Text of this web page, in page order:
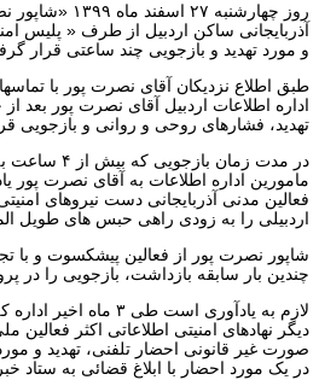
روز چهارشنبه ۲۷
آذربایجانی ساکن اردبیل از طرف « پلیس
و مورد تهدید و بازجویی چند ساعتی قرار
طبق اطلاع نزدیکان آقای نصرت پور با
اداره اطلاعات اردبیل آقای نصرت پور بعد
تهدید، فشارهای روحی و روانی و بازجویی
در مدت زمان
مامورین اداره اطلاعات به آقای نصرت پور
فعالین مدنی آذربایجانی دست نیروهای
اردبیلی را به زودی راهی حبس های طویل
شاپور نصرت پور از فعالین پیشکسوت و با
چندین بار سابقه بازداشت، بازجویی را در
لازم به یادآوری است طی
دیگر نهادهای امنیتی اطلاعاتی اکثر فعالین
صورت غیر قانونی احضار تلفنی، تهدید و
در یک مورد احضار با ابلاغ قضائی به